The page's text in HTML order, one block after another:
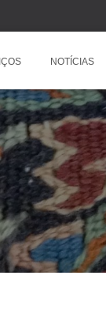
NOTÍCIAS